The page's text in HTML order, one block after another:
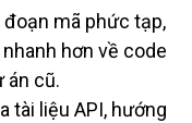
đoạn mã phức tạp,
hơn về code
án cũ.
tài liệu API, hướng